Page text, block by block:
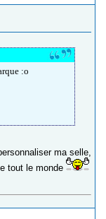
:o
ma selle,
tout le monde